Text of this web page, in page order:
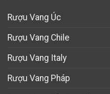
Rượu Vang Úc
Rượu Vang Chile
Rượu Vang Italy
Rượu Vang Pháp